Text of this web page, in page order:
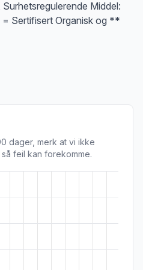
Middel:
Sertifisert Organisk og **
dager, merk at vi ikke
feil kan forekomme.